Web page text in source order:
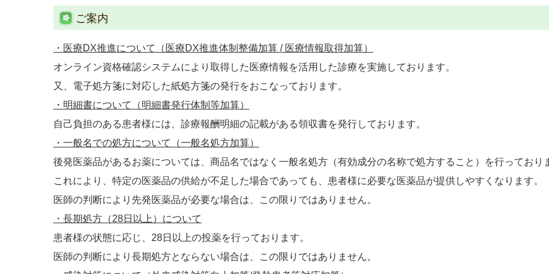
ご案内
・医療DX推進について
（医療DX推進体制整備加算 / 医療情報取得加算）
オンライン資格確認システムにより取得した医療情報を活用した診療を実施しております。
又、電子処方箋に対応した紙処方箋の発行をおこなっております。
・明細書について
（明細書発行体制等加算）
自己負担のある患者様には、診療報酬明細の記載がある領収書を発行しております。
・一般名での処方について（一般名処方加算）
後発医薬品があるお薬については、商品名ではなく一般名処方（有効成分の名称で処方すること）を行っており
これにより、特定の医薬品の供給が不足した場合であっても、患者様に必要な医薬品が提供しやすくなります。
医師の判断により先発医薬品が必要な場合は、この限りではありません。
・長期処方（28日以上）について
患者様の状態に応じ、28日以上の投薬を行っております。
医師の判断により長期処方とならない場合は、この限りではありません。